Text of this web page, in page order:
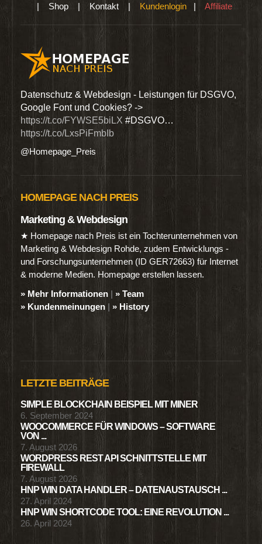
| Shop | Kontakt | Kundenlogin | Affiliate
Datenschutz & Webdesign - Leistungen für DSGVO,
Google Font und Cookies? ->
https://t.co/FYWSE5biLX #DSGVO…
https://t.co/LxsPiFmbIb
@Homepage_Preis
HOMEPAGE NACH PREIS
Marketing & Webdesign
★ Homepage nach Preis ist ein Tochterunternehmen von
Marketing & Webdesign Rohde, zudem Entwicklungs -
und Forschungsunternehmen (ID GER72663) für Internet
& moderne Medien. Homepage erstellen lassen.
» Mehr Informationen | » Team
» Kundenmeinungen | » History
LETZTE BEITRÄGE
SIMPLE BLOCKCHAIN BEISPIEL MIT MINER
6. September 2024
WOOCOMMERCE FÜR WINDOWS – SOFTWARE
VON ...
7. August 2026
WORDPRESS REST API SCHNITTSTELLE MIT
FIREWALL
7. August 2026
HNP WIN DATA HANDLER – DATENAUSTAUSCH ...
27. April 2024
HNP WIN SHORTCODE TOOL: EINE REVOLUTION ...
26. April 2024